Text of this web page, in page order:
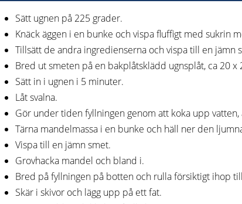
Sätt ugnen på 225 grader.
Knäck äggen i en bunke och vispa fluffigt med sukrin
Tillsätt de andra ingredienserna och vispa till en jämn
Bred ut smeten på en bakplåtsklädd ugnsplåt, ca 20 x
Sätt in i ugnen i 5 minuter.
Låt svalna.
Gör under tiden fyllningen genom att koka upp vatten,
Tärna mandelmassa i en bunke och häll ner den
Vispa till en jämn smet.
Grovhacka mandel och bland i.
Bred på fyllningen på botten och rulla försiktigt ihop
Skär i skivor och lägg upp på ett fat.